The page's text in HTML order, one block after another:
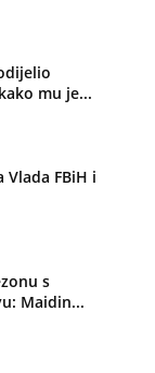
mu je...
FBiH i
s
Maidin...